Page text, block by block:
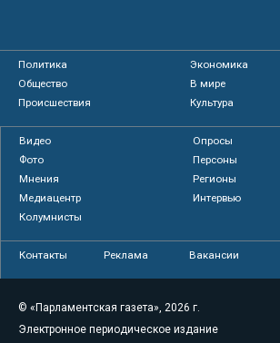
Политика
Экономика
Общество
В мире
Происшествия
Культура
Видео
Опросы
Фото
Персоны
Мнения
Регионы
Медиацентр
Интервью
Колумнисты
Контакты Реклама Вакансии
© «Парламентская газета», 2026 г.
Электронное периодическое издание